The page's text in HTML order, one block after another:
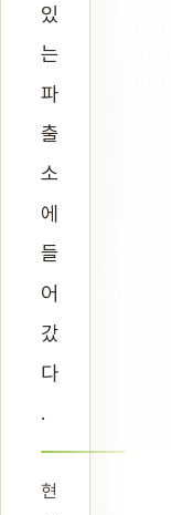
있
는
파
출
소
에
들
어
갔
다
.
현